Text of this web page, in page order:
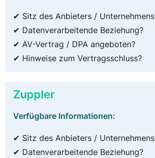
✔ Sitz des Anbieters / Unternehmens
✔ Datenverarbeitende Beziehung?
✔ AV-Vertrag / DPA angeboten?
✔ Hinweise zum Vertragsschluss?
Zuppler
Verfügbare Informationen:
✔ Sitz des Anbieters / Unternehmens
✔ Datenverarbeitende Beziehung?